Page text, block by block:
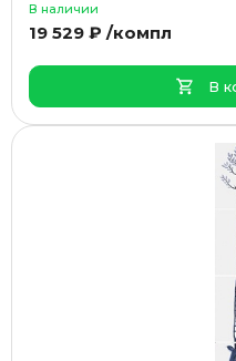
В наличии
19 529 ₽ /компл
В